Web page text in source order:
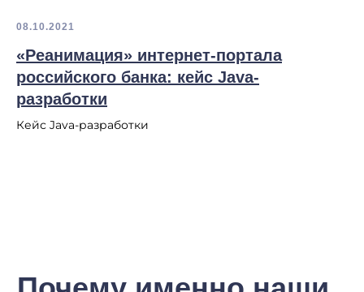
08.10.2021
«Реанимация» интернет-портала
российского банка: кейс Java-
разработки
Кейс Java-разработки